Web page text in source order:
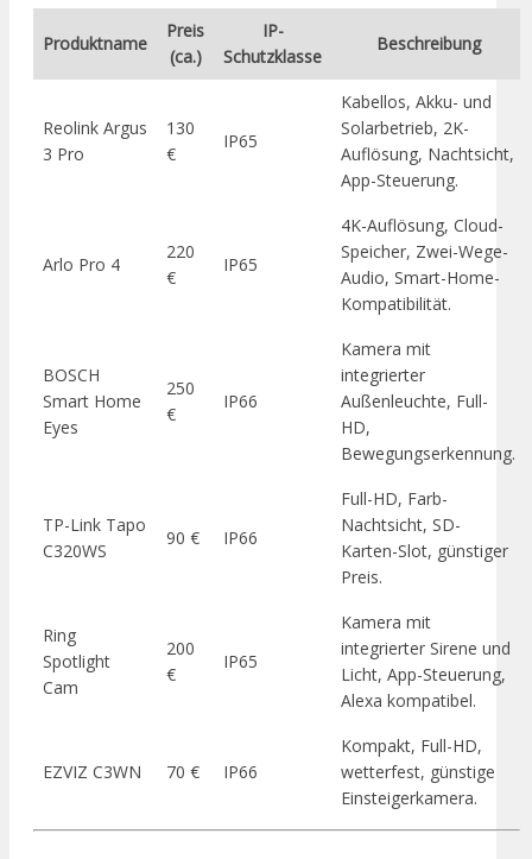
Produktname
Preis
(ca.)
IP-
Schutzklasse
Beschreibung
Reolink Argus
3 Pro
130
€
IP65
Kabellos, Akku- und
Solarbetrieb, 2K-
Auflösung, Nachtsicht,
App-Steuerung.
Arlo Pro 4
220
€
IP65
4K-Auflösung, Cloud-
Speicher, Zwei-Wege-
Audio, Smart-Home-
Kompatibilität.
BOSCH
Smart Home
Eyes
250
€
IP66
Kamera mit
integrierter
Außenleuchte, Full-
HD,
Bewegungserkennung.
TP-Link Tapo
C320WS
90 € IP66
Full-HD, Farb-
Nachtsicht, SD-
Karten-Slot, günstiger
Preis.
Ring
Spotlight
Cam
200
€
IP65
Kamera mit
integrierter Sirene und
Licht, App-Steuerung,
Alexa kompatibel.
EZVIZ C3WN 70 € IP66
Kompakt, Full-HD,
wetterfest, günstige
Einsteigerkamera.